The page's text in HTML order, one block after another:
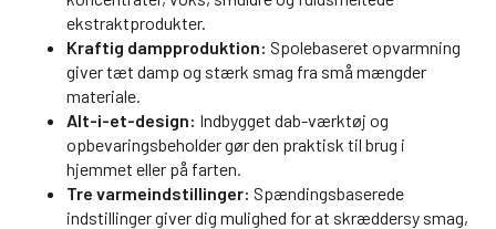
ekstraktprodukter.
Kraftig dampproduktion: Spolebaseret opvarmning
giver tæt damp og stærk smag fra små mængder
materiale.
Alt-i-et-design: Indbygget dab-værktøj og
opbevaringsbeholder gør den praktisk til brug i
hjemmet eller på farten.
Tre varmeindstillinger: Spændingsbaserede
indstillinger giver dig mulighed for at skræddersy smag,